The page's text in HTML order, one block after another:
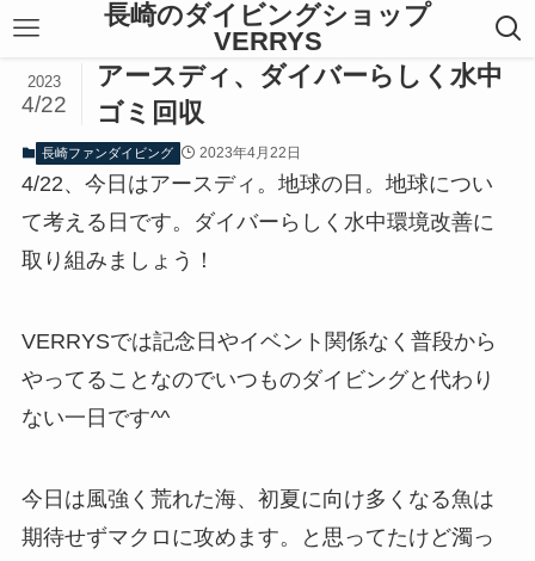
長崎のダイビングショップ
VERRYS
アースディ、ダイバーらしく水中
ゴミ回収
2023
4/22
長崎ファンダイビング 2023年4月22日
4/22、今日はアースディ。地球の日。地球につい
て考える日です。ダイバーらしく水中環境改善に
取り組みましょう！
VERRYSでは記念日やイベント関係なく普段から
やってることなのでいつものダイビングと代わり
ない一日です^^
今日は風強く荒れた海、初夏に向け多くなる魚は
期待せずマクロに攻めます。と思ってたけど濁っ